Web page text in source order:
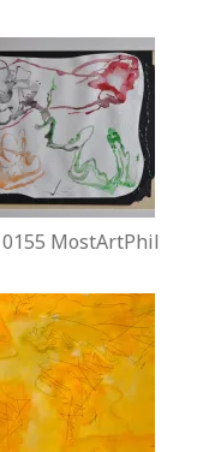
MostArtPhil